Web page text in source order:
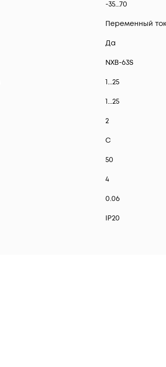
-35...70
Переменный
Да
NXB-63S
1...25
1...25
2
C
50
4
0.06
IP20